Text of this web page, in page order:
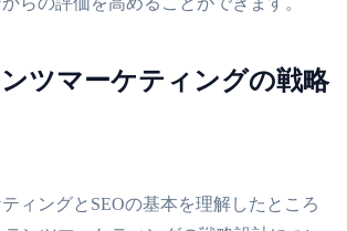
ツマーケティングの戦略
ィングとSEOの基本を理解したところ